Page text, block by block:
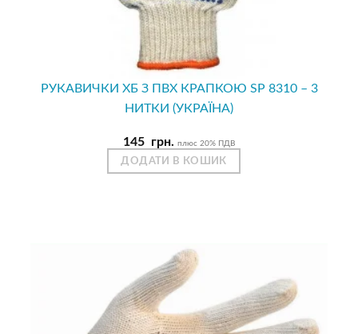
РУКАВИЧКИ ХБ З ПВХ КРАПКОЮ SP 8310 – 3
НИТКИ (УКРАЇНА)
145 грн. плюс 20% ПДВ
ДОДАТИ В КОШИК